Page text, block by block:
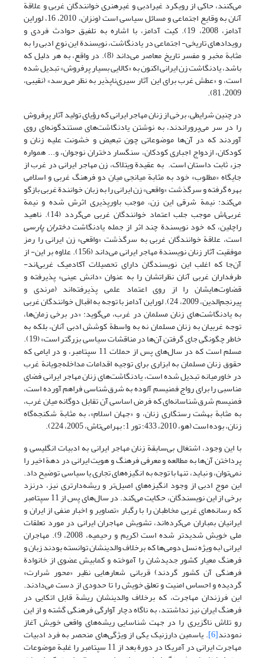
می‌کنند، حاکی از رویکرد غیرادبی و غیرهنری خوانندگان غربی و علاقة
آنان به وقایع اجتماعی و مسائل سیاسی است (ونزان، 2010، 16، لوراین
آدامز، 2008، 19). کیت آدامز، با اشاره به تلفیق حوادث فردی و
رویدادهای تاریخی- اجتماعی در یادنگاشت، نویسندة این نوع ادبی را به
مثابة مخبر و مفسر تاریخ معاصر می‌داند (8). در واقع، به هر دلیل که
باشد، یادنگاشت زن ایرانی اکنون به «کالایی بسیار پرفروش» تبدیل شده
است، و «عطش غرب برای این آثار سیری‌ناپذیر به نظر می‌رسد» (نقیبی،
2009، 81).
در چنین شرایطی، برخی از زنان مهاجر ایرانی که رؤیای تولید آثار پرفروش
را در سر می‌پروراندند، به نوشتن یادنگاشت‌های مستندگونه‌ای روی
آوردند که در آن‌ها موضوعاتی چون تبعیض و خشونت علیه زنان و
کودکان، ازدواج اجباری کودکان، سنگسار دختران نوجوان، و... همواره
جزء ثابت داستان است. به عقیدة ویتلاک، زن مهاجر ایرانی در غرب از
جایگاه «مطلوب» خود به مثابة میانجی میان دو فرهنگ غربی و اسلامی
بهره گرفته و سرگذشت «واقعی» زن ایرانی را به زبان خوانندة غربی بازگو
می‌کند: نیمة شرقی این زن، موجب باورپذیری اثرش شده و نیمة
غربی‌اش موجب جلب اعتماد خوانندگان غربی می‌گردد (14). ناهید
راچلین، که خود نویسندة چند اثر از جمله یادنگاشتدختران پارسی
است، علاقة خوانندگان غربی به سرگذشت «واقعی» زن ایرانی را رمز
موفقیت آثار زنان نویسندة مهاجر ایرانی می‌داند (156). علاوه بر این- از
آن‌جا که اغلب این نویسندگان دارای تحصیلات آکادمیک غربی‌اند-
طرفداران غربی آنان نظراتشان را به عنوان «دانش عینی» پذیرفته و
قضاوت‌هایشان را از روی اعتماد علمی پذیرفته‌اند (مرندی و
پیرنجم‌الدین، 2009، 24). لوراین آدامز با توجه به اقبال خوانندگان غربی
به یادنگاشت‌های زنان مسلمان در غرب، می‌گوید: «در برخی زمان‌ها،
توجه غربیان به زنان مسلمان نه به واسطة کوشش ادبی آنان، بلکه به
خاطر چگونگی جای گرفتن آن‌ها در مناقشات سیاسی بزرگتر است» (19).
مسلم است که در سال‌های پس از حملات 11 سپتامبر، و در ایامی که
حقوق زنان مسلمان به ابزاری برای توجیه اقدامات مداخله‌جویانة غرب
در خاورمیانه تبدیل شده است، یادنگاشت‌های زنان مهاجر ایرانی فضای
مناسبی را برای رواج فمنیسم آلوده به شرق‌شناسی فراهم آورده است،
فمنیسم شرق‌شناسانه‌ای که فرض اساسی آن تقابل دوگانه میان غرب،
به مثابة بهشت رستگاری زنان، و «جهان اسلام»، به مثابة شکنجه‌گاه
زنان، بوده است (هو، 2010، 433؛ تور 1؛ بهرامی‌تاش، 2005، 224).
با این وجود، اشتغال بی‌سابقة زنان مهاجر ایرانی به ادبیات انگلیسی و
پرداختن آن‌ها به مطالعه و معرفی فرهنگ و هویت ایرانی در دهة اخیر را
نمی‌توان، و نباید، تنها با توجه به انگیزه‌های تجاری یا سیاسی توضیح داد.
این موج ادبی از وجود انگیزه‌های اصیل‌تر و ریشه‌دارتری نیز، درنزد
برخی از این نویسندگان، حکایت می‌کند. در سال‌های پس از 11 سپتامبر
که رسانه‌های غربی مخاطبان را با رگبار «تصاویر و اخبار منفی از ایران و
ایرانیان بمباران می‌کرده‌اند، تشویش مهاجران ایرانی در مورد تعلقات
ملی خویش شدیدتر شده است (کریم و رحیمیه، 2008، 9). مهاجران
ایرانی (به ‌ویژه نسل دومی‌ها که برخلاف والدینشان توانسته بودند زبان و
فرهنگ معیار کشور جدیدشان را آموخته و کمابیش عضوی از خانوادة
فرهنگی آن کشور گردند) قربانی شعارهایی نظیر «محور شرارت»
گردیده و احساس امنیت و تعلق خویش را تا حدودی از دست می‌دادند.
این فرزندان مهاجرت، که برخلاف والدینشان ریشة قابل اتکایی در
فرهنگ ایران نیز نداشتند، به‌ ناگاه دچار آوارگی فرهنگی گشته و از این
رو تلاش ناگزیری را در جهت شناسایی ریشه‌های واقعی خویش آغاز
نمودند[6] . یاسمین دارزنیک یکی از ویژگی‌های منحصر به فرد ادبیات
مهاجرت ایرانی در آمریکا در دورة بعد از 11 سپتامبر را غلبة موضوعات